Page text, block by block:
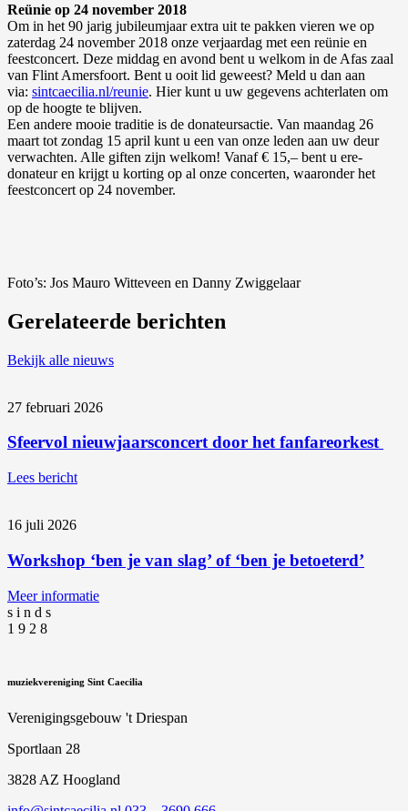
Reünie op 24 november 2018
Om in het 90 jarig jubileumjaar extra uit te pakken vieren we op
zaterdag 24 november 2018 onze verjaardag met een reünie en
feestconcert. Deze middag en avond bent u welkom in de Afas zaal
van Flint Amersfoort. Bent u ooit lid geweest? Meld u dan aan
via: sintcaecilia.nl/reunie. Hier kunt u uw gegevens achterlaten om
op de hoogte te blijven.
Een andere mooie traditie is de donateursactie. Van maandag 26
maart tot zondag 15 april kunt u een van onze leden aan uw deur
verwachten. Alle giften zijn welkom! Vanaf € 15,– bent u ere-
donateur en krijgt u korting op al onze concerten, waaronder het
feestconcert op 24 november.
Foto’s: Jos Mauro Witteveen en Danny Zwiggelaar
Gerelateerde berichten
Bekijk alle nieuws
27 februari 2026
Sfeervol nieuwjaarsconcert door het fanfareorkest
Lees bericht
16 juli 2026
Workshop ‘ben je van slag’ of ‘ben je betoeterd’
Meer informatie
s i n d s
1 9 2 8
muziekvereniging Sint Caecilia
Verenigingsgebouw 't Driespan
Sportlaan 28
3828 AZ Hoogland